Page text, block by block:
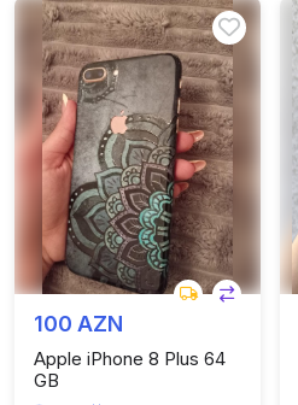
100 AZN
Apple iPhone 8 Plus 64
GB